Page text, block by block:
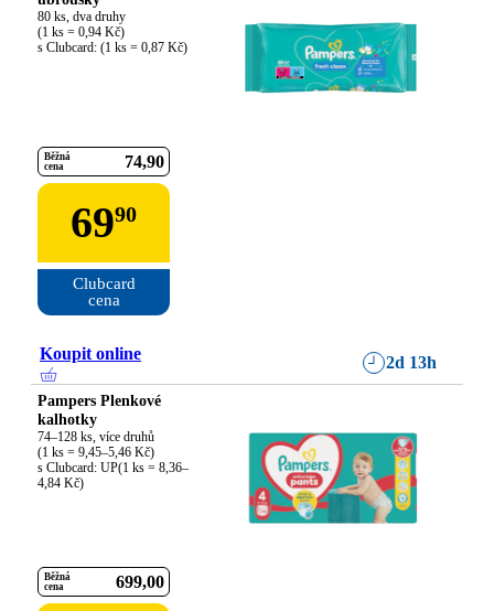
80 ks, dva druhy
(1 ks = 0,94 Kč)
s Clubcard: (1 ks = 0,87 Kč)
Běžná
cena
74 90
6990
Clubcard
cena
Koupit online 2d 13h
Pampers Plenkové
kalhotky
74–128 ks, více druhů
(1 ks = 9,45–5,46 Kč)
s Clubcard: UP(1 ks = 8,36–
4,84 Kč)
Běžná
cena
699 00